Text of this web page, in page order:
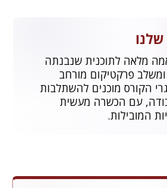
שלנו
מלאה לתוכנית שנבנתה
פרקטיקום מורחב
הקורס מוכנים להשתלבות
עם הכשרה מעשית
המובילות.